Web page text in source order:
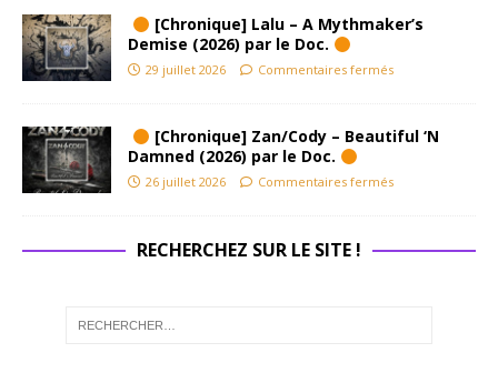
[Chronique] Lalu – A Mythmaker’s
Demise (2026) par le Doc.
29 juillet 2026 Commentaires fermés
[Chronique] Zan/Cody – Beautiful ‘N
Damned (2026) par le Doc.
26 juillet 2026 Commentaires fermés
RECHERCHEZ SUR LE SITE !